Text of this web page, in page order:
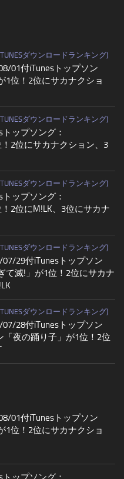
ダウンロードランキング)
01付iTunesトップソン
1位！2位にサカナクショ
ダウンロードランキング)
ップソング：
！2位にサカナクション、3
ダウンロードランキング)
ップソング：
！2位にM!LK、3位にサカナ
ダウンロードランキング)
07/29付iTunesトップソン
て滅!」が1位！2位にサカナ
ダウンロードランキング)
07/28付iTunesトップソン
「夜の踊り子」が1位！2位
01付iTunesトップソン
1位！2位にサカナクショ